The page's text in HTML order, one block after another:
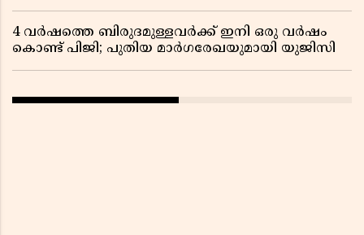
4 വർഷത്തെ ബിരുദമുള്ളവർക്ക് ഇനി ഒരു വർഷം
കൊണ്ട് പിജി; പുതിയ മാർഗരേഖയുമായി യുജിസി